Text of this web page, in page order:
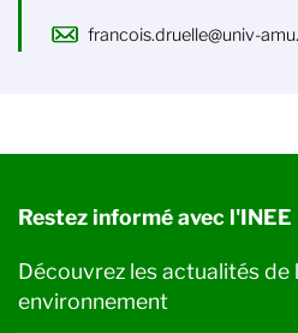
francois.druelle@univ-
Restez informé avec l'INEE
Découvrez les actualités de
environnement